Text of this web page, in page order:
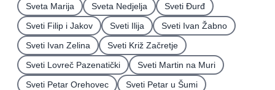
Sveta Marija
Sveta Nedjelja
Sveti Ðurđ
Sveti Filip i Jakov
Sveti Ilija
Sveti Ivan Žabno
Sveti Ivan Zelina
Sveti Križ Začretje
Sveti Lovreč Pazenatički
Sveti Martin na Muri
Sveti Petar Orehovec
Sveti Petar u Šumi